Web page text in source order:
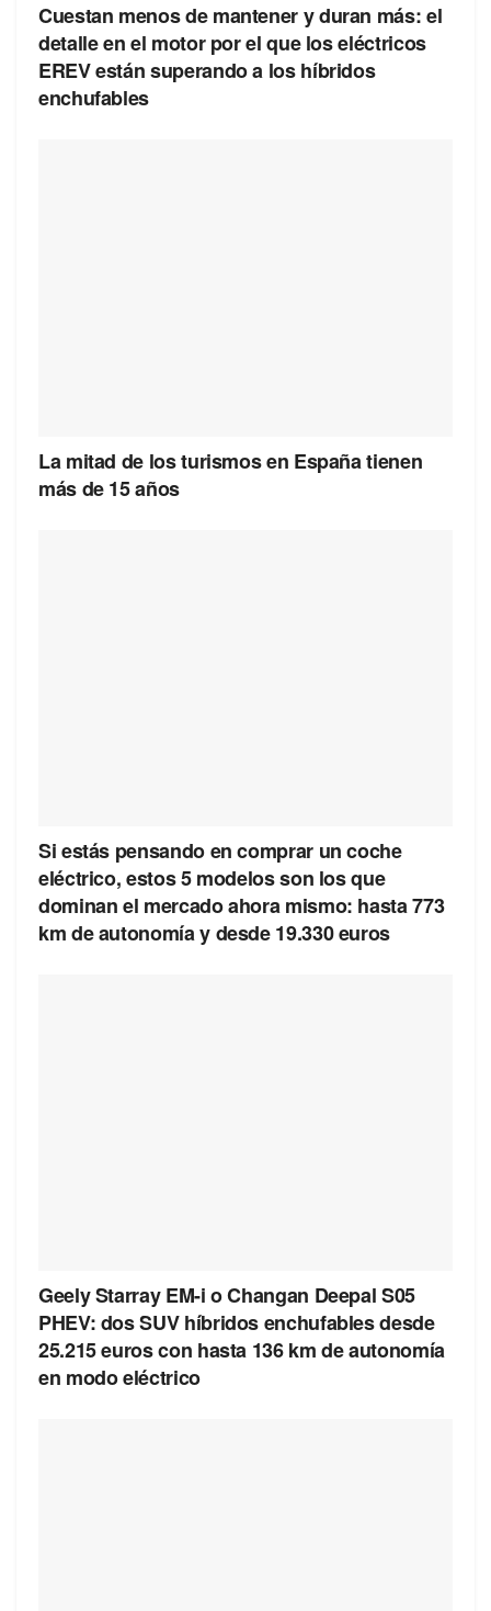
Cuestan menos de mantener y duran más: el
detalle en el motor por el que los eléctricos
EREV están superando a los híbridos
enchufables
La mitad de los turismos en España tienen
más de 15 años
Si estás pensando en comprar un coche
eléctrico, estos 5 modelos son los que
dominan el mercado ahora mismo: hasta 773
km de autonomía y desde 19.330 euros
Geely Starray EM-i o Changan Deepal S05
PHEV: dos SUV híbridos enchufables desde
25.215 euros con hasta 136 km de autonomía
en modo eléctrico